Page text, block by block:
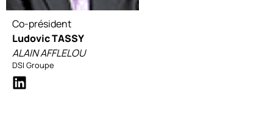
Co-président
Ludovic TASSY
ALAIN AFFLELOU
DSI Groupe